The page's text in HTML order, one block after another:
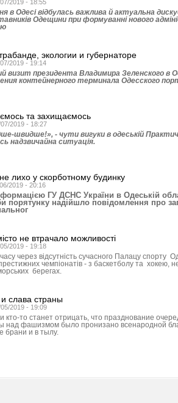
2019 - 18:55
в Одесі відбулась важлива й актуальна
Одещини при формуванні нового
экологии и губернаторе
2019 - 19:14
визит президента Владимира Зе­ленского в
контейнерного терминала Одесского
та захищаємось
2019 - 18:27
швидше!», - чути вигуки в одеській
надзвичайна ситуація.
лихо у скорботному будинку
2019 - 20:16
ГУ ДСНС України в Одеській
порятунку надійшло повідомлення про
не втрачало можливості
2019 - 19:18
через відсутність сучасного Палацу спорту
престижних чемпіонатів - з баскетболу та хокею,
берегах.
и слава страны
2019 - 19:09
кто-то станет отрицать, что празднование
над фашизмом было пронизано всенародной
брани и в тылу.